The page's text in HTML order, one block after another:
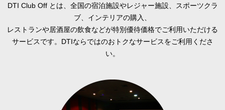
DTI Club Off とは、全国の宿泊施設やレジャー施設、スポーツクラ
ブ、インテリアの購入、
レストランや居酒屋の飲食などが特別優待価格でご利用いただける
サービスです。DTIならではのおトクなサービスをご利用くださ
い。